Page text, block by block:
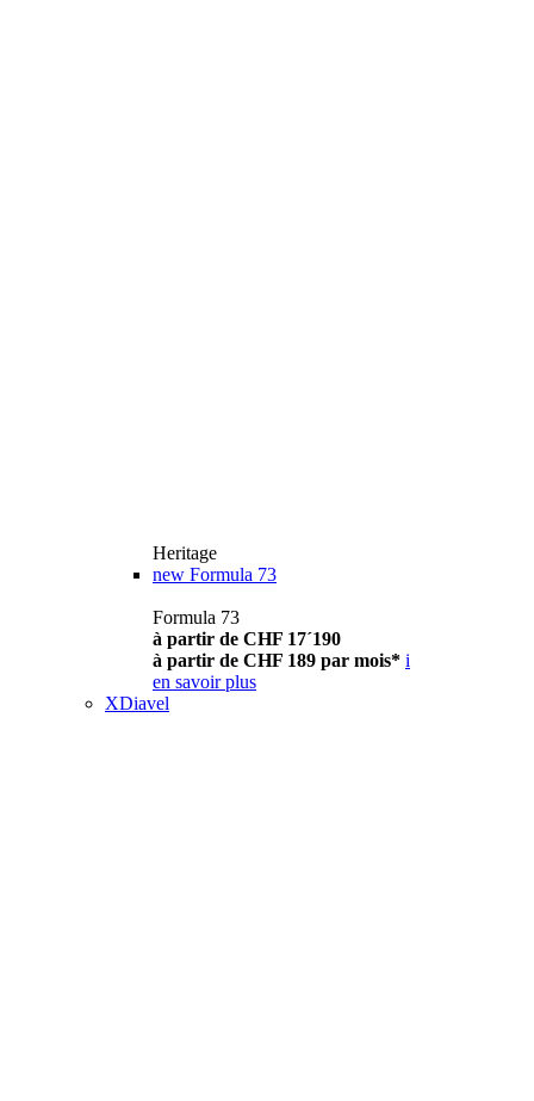
Heritage
new Formula 73
Formula 73
à partir de CHF 17´190
à partir de CHF 189 par mois* i
en savoir plus
XDiavel